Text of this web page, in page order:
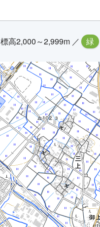
標高2,000～2,999m ／ 緑